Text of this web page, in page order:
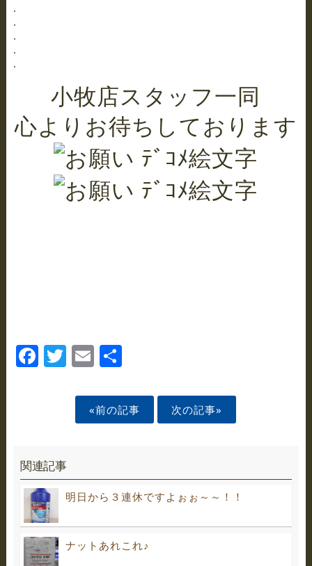
.
.
.
.
.
小牧店スタッフ一同
心よりお待ちしております
Facebook
Twitter
EmailShare
«前の記事 次の記事»
関連記事
明日から３連休ですよぉぉ～～！！
ナットあれこれ♪